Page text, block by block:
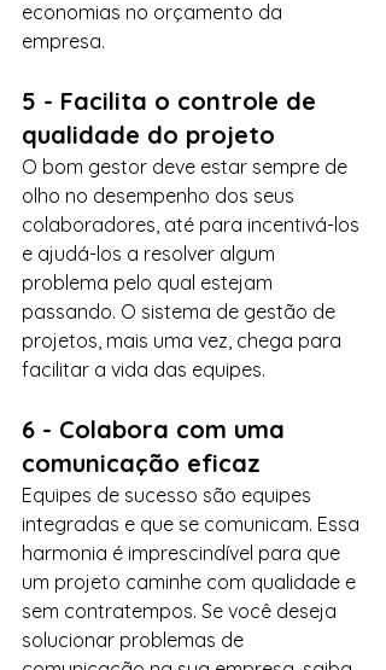
economias no orçamento da
empresa.
5 - Facilita o controle de
qualidade do projeto
O bom gestor deve estar sempre de
olho no desempenho dos seus
colaboradores, até para incentivá-los
e ajudá-los a resolver algum
problema pelo qual estejam
passando. O sistema de gestão de
projetos, mais uma vez, chega para
facilitar a vida das equipes.
6 - Colabora com uma
comunicação eficaz
Equipes de sucesso são equipes
integradas e que se comunicam. Essa
harmonia é imprescindível para que
um projeto caminhe com qualidade e
sem contratempos. Se você deseja
solucionar problemas de